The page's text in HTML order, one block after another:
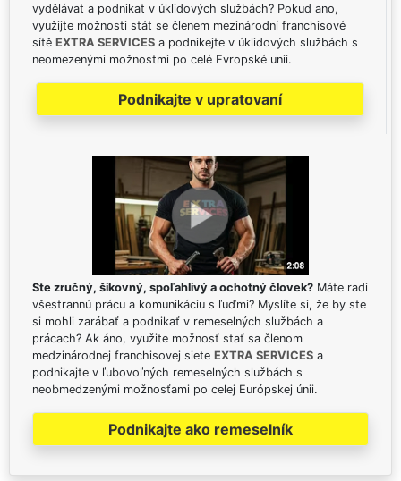
vydělávat a podnikat v úklidových službách? Pokud ano,
využijte možnosti stát se členem mezinárodní franchisové
sítě EXTRA SERVICES a podnikejte v úklidových službách s
neomezenými možnostmi po celé Evropské unii.
Podnikajte v upratovaní
Ste zručný, šikovný, spoľahlivý a ochotný človek? Máte radi
všestrannú prácu a komunikáciu s ľuďmi? Myslíte si, že by ste
si mohli zarábať a podnikať v remeselných službách a
prácach? Ak áno, využite možnosť stať sa členom
medzinárodnej franchisovej siete EXTRA SERVICES a
podnikajte v ľubovoľných remeselných službách s
neobmedzenými možnosťami po celej Európskej únii.
Podnikajte ako remeselník